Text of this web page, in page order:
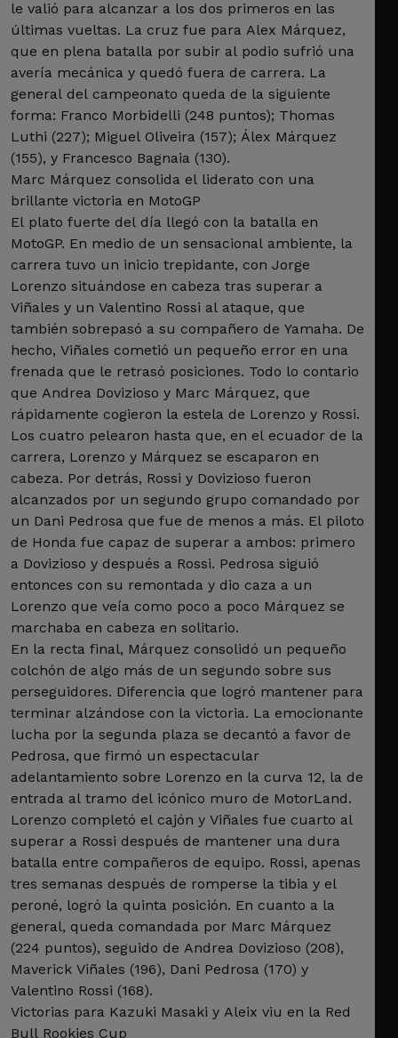
le valió para alcanzar a los dos primeros en las
últimas vueltas. La cruz fue para Alex Márquez,
que en plena batalla por subir al podio sufrió una
avería mecánica y quedó fuera de carrera. La
general del campeonato queda de la siguiente
forma: Franco Morbidelli (248 puntos); Thomas
Luthi (227); Miguel Oliveira (157); Álex Márquez
(155), y Francesco Bagnaia (130).
Marc Márquez consolida el liderato con una
brillante victoria en MotoGP
El plato fuerte del día llegó con la batalla en
MotoGP. En medio de un sensacional ambiente, la
carrera tuvo un inicio trepidante, con Jorge
Lorenzo situándose en cabeza tras superar a
Viñales y un Valentino Rossi al ataque, que
también sobrepasó a su compañero de Yamaha. De
hecho, Viñales cometió un pequeño error en una
frenada que le retrasó posiciones. Todo lo contario
que Andrea Dovizioso y Marc Márquez, que
rápidamente cogieron la estela de Lorenzo y Rossi.
Los cuatro pelearon hasta que, en el ecuador de la
carrera, Lorenzo y Márquez se escaparon en
cabeza. Por detrás, Rossi y Dovizioso fueron
alcanzados por un segundo grupo comandado por
un Dani Pedrosa que fue de menos a más. El piloto
de Honda fue capaz de superar a ambos: primero
a Dovizioso y después a Rossi. Pedrosa siguió
entonces con su remontada y dio caza a un
Lorenzo que veía como poco a poco Márquez se
marchaba en cabeza en solitario.
En la recta final, Márquez consolidó un pequeño
colchón de algo más de un segundo sobre sus
perseguidores. Diferencia que logró mantener para
terminar alzándose con la victoria. La emocionante
lucha por la segunda plaza se decantó a favor de
Pedrosa, que firmó un espectacular
adelantamiento sobre Lorenzo en la curva 12, la de
entrada al tramo del icónico muro de MotorLand.
Lorenzo completó el cajón y Viñales fue cuarto al
superar a Rossi después de mantener una dura
batalla entre compañeros de equipo. Rossi, apenas
tres semanas después de romperse la tibia y el
peroné, logró la quinta posición. En cuanto a la
general, queda comandada por Marc Márquez
(224 puntos), seguido de Andrea Dovizioso (208),
Maverick Viñales (196), Dani Pedrosa (170) y
Valentino Rossi (168).
Victorias para Kazuki Masaki y Aleix viu en la Red
Bull Rookies Cup